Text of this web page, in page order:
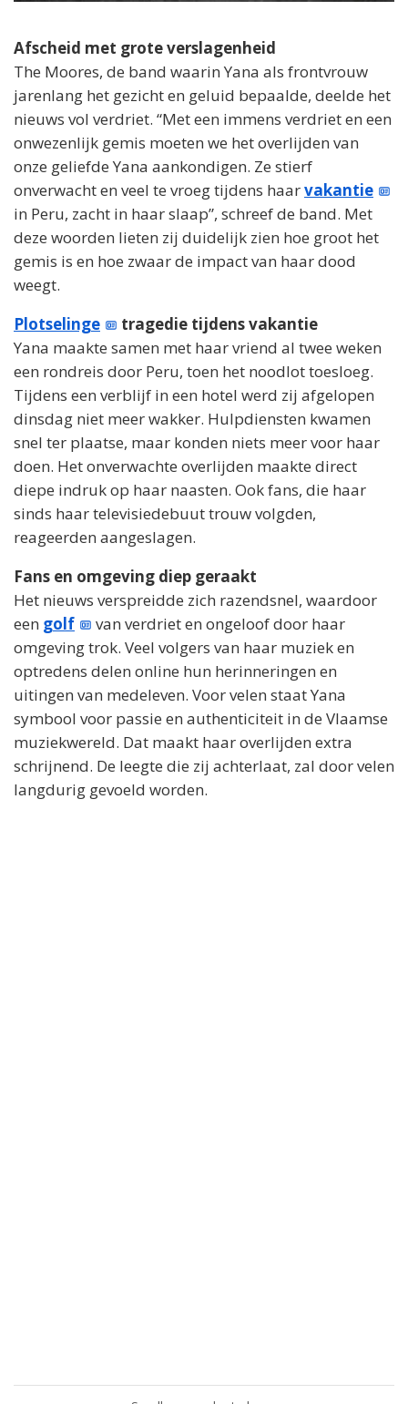
Afscheid met grote verslagenheid
The Moores, de band waarin Yana als frontvrouw
jarenlang het gezicht en geluid bepaalde, deelde het
nieuws vol verdriet. “Met een immens verdriet en een
onwezenlijk gemis moeten we het overlijden van
onze geliefde Yana aankondigen. Ze stierf
onverwacht en veel te vroeg tijdens haarvakantie
in Peru, zacht in haar slaap”, schreef de band. Met
deze woorden lieten zij duidelijk zien hoe groot het
gemis is en hoe zwaar de impact van haar dood
weegt.
Plotselinge
tragedie tijdens vakantie
Yana maakte samen met haar vriend al twee weken
een rondreis door Peru, toen het noodlot toesloeg.
Tijdens een verblijf in een hotel werd zij afgelopen
dinsdag niet meer wakker. Hulpdiensten kwamen
snel ter plaatse, maar konden niets meer voor haar
doen. Het onverwachte overlijden maakte direct
diepe indruk op haar naasten. Ook fans, die haar
sinds haar televisiedebuut trouw volgden,
reageerden aangeslagen.
Fans en omgeving diep geraakt
Het nieuws verspreidde zich razendsnel, waardoor
een golf
van verdriet en ongeloof door haar
omgeving trok. Veel volgers van haar muziek en
optredens delen online hun herinneringen en
uitingen van medeleven. Voor velen staat Yana
symbool voor passie en authenticiteit in de Vlaamse
muziekwereld. Dat maakt haar overlijden extra
schrijnend. De leegte die zij achterlaat, zal door velen
langdurig gevoeld worden.